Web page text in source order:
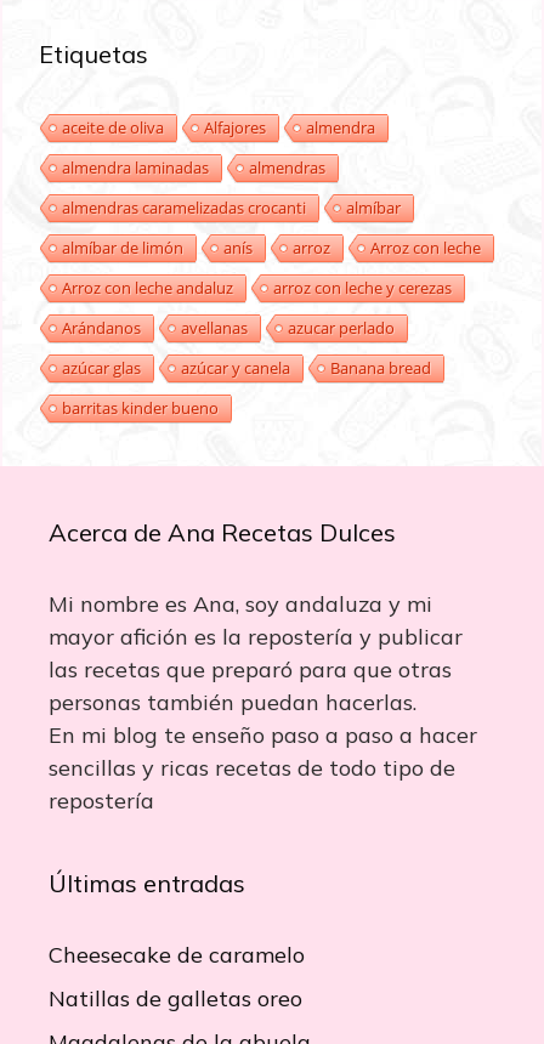
Etiquetas
aceite de oliva Alfajores
almendra
almendra laminadas
almendras
almendras caramelizadas crocanti
almíbar
almíbar de limón
anís arroz
Arroz con leche
Arroz con leche andaluz
arroz con leche y cerezas
Arándanos
avellanas
azucar perlado
azúcar glas
azúcar y canela
Banana bread
barritas kinder bueno
Acerca de Ana Recetas Dulces
Mi nombre es Ana, soy andaluza y mi
mayor afición es la repostería y publicar
las recetas que preparó para que otras
personas también puedan hacerlas.
En mi blog te enseño paso a paso a hacer
sencillas y ricas recetas de todo tipo de
repostería
Últimas entradas
Cheesecake de caramelo
Natillas de galletas oreo